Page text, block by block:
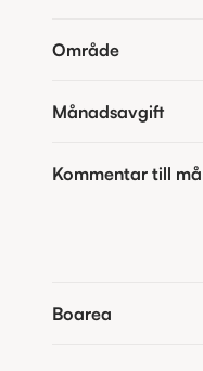
Område
Månadsavgift
Kommentar till
Boarea